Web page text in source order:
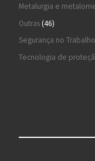
Metalurgia e
Outras 4646 produtos
Segurança no
Tecnologia de